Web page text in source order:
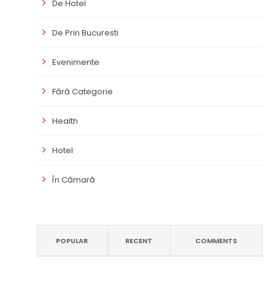
De Hotel
De Prin Bucuresti
Evenimente
Fără Categorie
Health
Hotel
În Cămară
POPULAR RECENT COMMENTS